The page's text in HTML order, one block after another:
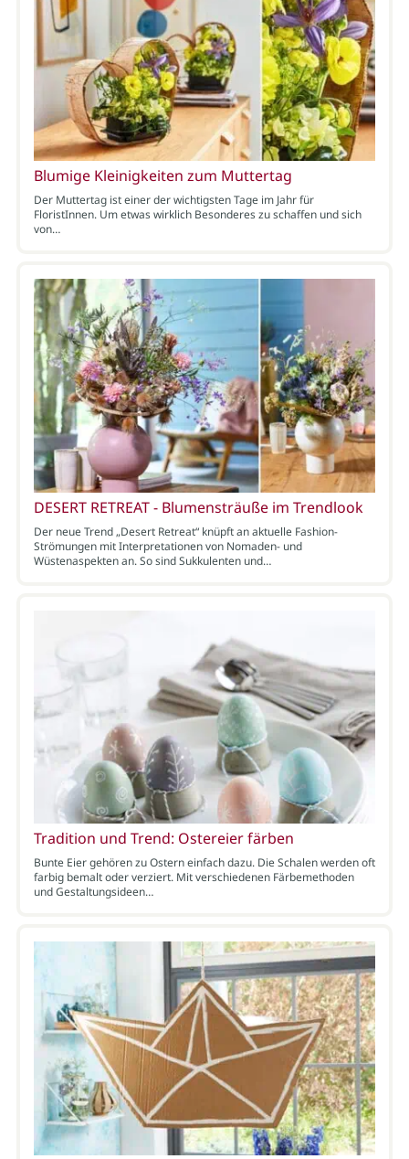
Blumige Kleinigkeiten zum Muttertag
Der Muttertag ist einer der wichtigsten Tage im Jahr für
FloristInnen. Um etwas wirklich Besonderes zu schaffen und sich
von…
DESERT RETREAT - Blumensträuße im Trendlook
Der neue Trend „Desert Retreat“ knüpft an aktuelle Fashion-
Strömungen mit Interpretationen von Nomaden- und
Wüstenaspekten an. So sind Sukkulenten und…
Tradition und Trend: Ostereier färben
Bunte Eier gehören zu Ostern einfach dazu. Die Schalen werden oft
farbig bemalt oder verziert. Mit verschiedenen Färbemethoden
und Gestaltungsideen…